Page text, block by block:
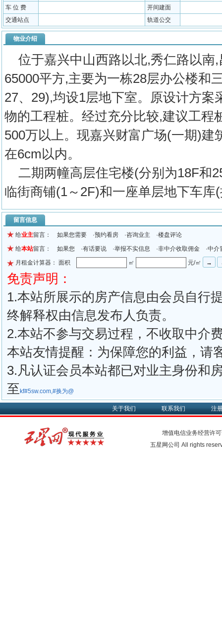
车 位 费
开间建面
交通站点
轨道公交
物业介绍
位于嘉兴中山西路以北,秀仁路以南
65000平方,主要为一栋28层办公楼和
27、29),均设1层地下室。原设计方
物的工程桩。经过充分比较,建议工程
500万以上。现嘉兴财富广场(一期)
在6cm以内。
二期两幢高层住宅楼(分别为18F和
临街商铺(1～2F)和一座单层地下车库
留言信息
给业主留言： 如果您需要 ·预约看房 ·咨询业主 ·楼盘评论
给本站留言： 如果您 ·有话要说 ·举报不实信息 ·非中介收取佣金 ·中介
月租金计算器： 面积
㎡ 元/㎡
免责声明：
1.本站所展示的房产信息由会员自行
终解释权由信息发布人负责。
2.本站不参与交易过程，不收取中介
本站友情提醒：为保障您的利益，请
3.凡认证会员本站都已对业主身份和
至 kf#5sw.com,#换为@
关于我们 联系我们 注
增值电信业务经营许
五星网公司 All rights